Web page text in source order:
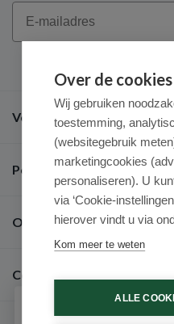
Email
Veel gestelde vragen
Populaire merken
Over ons
Contact
Over de
Wij gebruiken
toestemming,
(websitegebruik
marketingcookies
personaliseren). U
via ‘Cookie-
hierover vindt u via
Kom meer te weten
ALLE